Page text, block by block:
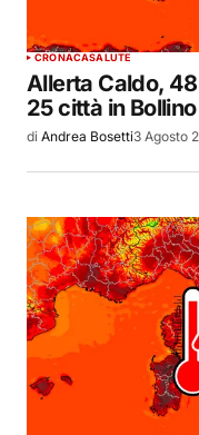
CRONACASALUTE
Allerta Caldo, 48
25 città in Bollino
di Andrea Bosetti3 Agosto